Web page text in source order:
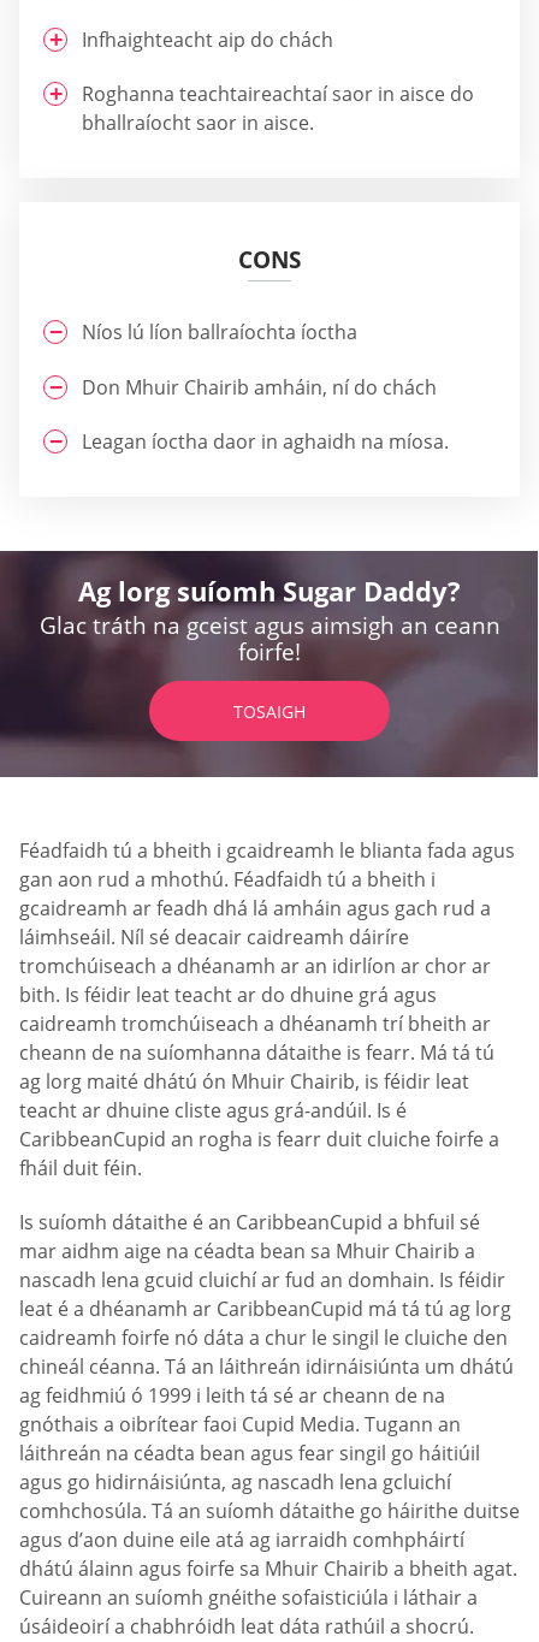
Infhaighteacht aip do chách
Roghanna teachtaireachtaí saor in aisce do
bhallraíocht saor in aisce.
CONS
Níos lú líon ballraíochta íoctha
Don Mhuir Chairib amháin, ní do chách
Leagan íoctha daor in aghaidh na míosa.
Ag lorg suíomh Sugar Daddy?
Glac tráth na gceist agus aimsigh an ceann
foirfe!
TOSAIGH
Féadfaidh tú a bheith i gcaidreamh le blianta fada agus
gan aon rud a mhothú. Féadfaidh tú a bheith i
gcaidreamh ar feadh dhá lá amháin agus gach rud a
láimhseáil. Níl sé deacair caidreamh dáiríre
tromchúiseach a dhéanamh ar an idirlíon ar chor ar
bith. Is féidir leat teacht ar do dhuine grá agus
caidreamh tromchúiseach a dhéanamh trí bheith ar
cheann de na suíomhanna dátaithe is fearr. Má tá tú
ag lorg maité dhátú ón Mhuir Chairib, is féidir leat
teacht ar dhuine cliste agus grá-andúil. Is é
CaribbeanCupid an rogha is fearr duit cluiche foirfe a
fháil duit féin.
Is suíomh dátaithe é an CaribbeanCupid a bhfuil sé
mar aidhm aige na céadta bean sa Mhuir Chairib a
nascadh lena gcuid cluichí ar fud an domhain. Is féidir
leat é a dhéanamh ar CaribbeanCupid má tá tú ag lorg
caidreamh foirfe nó dáta a chur le singil le cluiche den
chineál céanna. Tá an láithreán idirnáisiúnta um dhátú
ag feidhmiú ó 1999 i leith tá sé ar cheann de na
gnóthais a oibrítear faoi Cupid Media. Tugann an
láithreán na céadta bean agus fear singil go háitiúil
agus go hidirnáisiúnta, ag nascadh lena gcluichí
comhchosúla. Tá an suíomh dátaithe go háirithe duitse
agus d’aon duine eile atá ag iarraidh comhpháirtí
dhátú álainn agus foirfe sa Mhuir Chairib a bheith agat.
Cuireann an suíomh gnéithe sofaisticiúla i láthair a
úsáideoirí a chabhróidh leat dáta rathúil a shocrú.